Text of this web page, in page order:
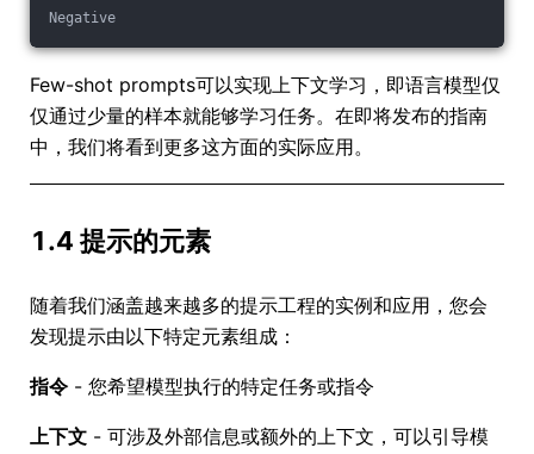
Negative
Few-shot prompts可以实现上下文学习，即语言模型仅
仅通过少量的样本就能够学习任务。在即将发布的指南
中，我们将看到更多这方面的实际应用。
1.4 提示的元素
随着我们涵盖越来越多的提示工程的实例和应用，您会
发现提示由以下特定元素组成：
指令 - 您希望模型执行的特定任务或指令
上下文 - 可涉及外部信息或额外的上下文，可以引导模